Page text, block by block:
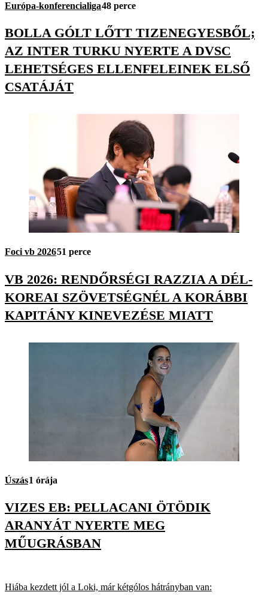
Európa-konferencialiga48 perce
BOLLA GÓLT LŐTT TIZENEGYESBŐL;
AZ INTER TURKU NYERTE A DVSC
LEHETSÉGES ELLENFELEINEK ELSŐ
CSATÁJÁT
Foci vb 202651 perce
VB 2026: RENDŐRSÉGI RAZZIA A DÉL-
KOREAI SZÖVETSÉGNÉL A KORÁBBI
KAPITÁNY KINEVEZÉSE MIATT
Úszás1 órája
VIZES EB: PELLACANI ÖTÖDIK
ARANYÁT NYERTE MEG
MŰUGRÁSBAN
Hiába kezdett jól a Loki, már kétgólos hátrányban van: